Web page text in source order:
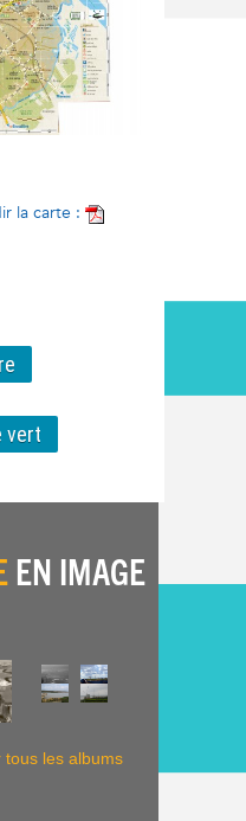
la carte :
vert
EN IMAGE
les albums